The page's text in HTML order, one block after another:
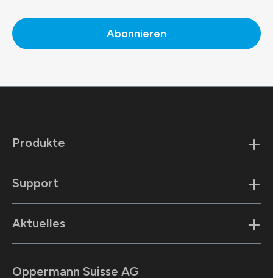
Abonnieren
Oppermann Suisse AG
Produkte
Support
Aktuelles